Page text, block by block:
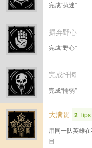
完成“执迷”
摒弃野心
完成“野心”
完成忏悔
完成“懦弱”
大满贯 2Tips
用同一队英雄
目